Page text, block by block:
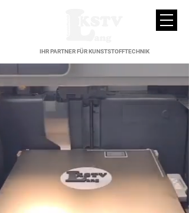
IHR PARTNER FÜR KUNSTSTOFFTECHNIK